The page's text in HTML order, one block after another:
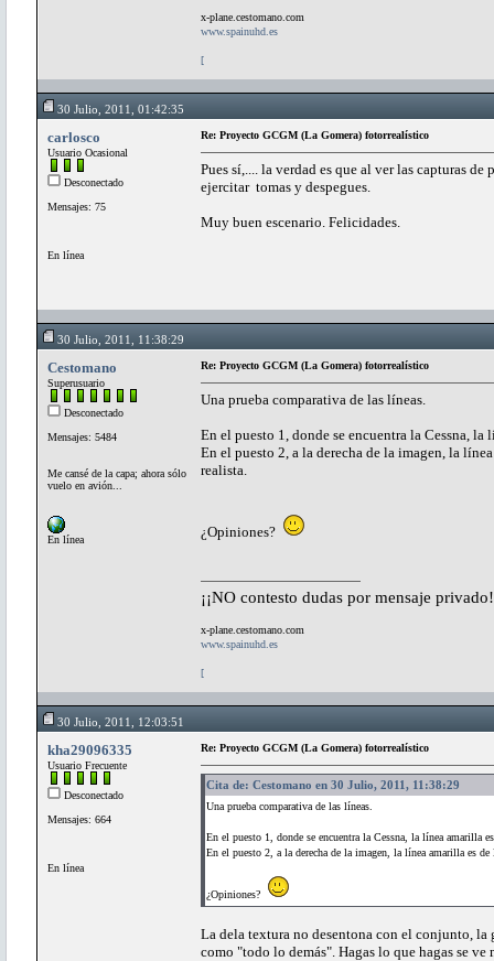
x-plane.cestomano.com
www.spainuhd.es
[
30 Julio, 2011, 01:42:35
carlosco
Usuario Ocasional
Desconectado
Mensajes: 75
En línea
Re: Proyecto GCGM (La Gomera) fotorrealístico
Pues sí,.... la verdad es que al ver las capturas
ejercitar tomas y despegues.
Muy buen escenario. Felicidades.
30 Julio, 2011, 11:38:29
Cestomano
Superusuario
Desconectado
Mensajes: 5484
Me cansé de la capa; ahora sólo
vuelo en avión...
En línea
Re: Proyecto GCGM (La Gomera) fotorrealístico
Una prueba comparativa de las líneas.
En el puesto 1, donde se encuentra la Cessna,
En el puesto 2, a la derecha de la imagen, la
realista.
¿Opiniones?
¡¡NO contesto dudas por mensaje
x-plane.cestomano.com
www.spainuhd.es
[
30 Julio, 2011, 12:03:51
kha29096335
Usuario Frecuente
Desconectado
Mensajes: 664
En línea
Re: Proyecto GCGM (La Gomera) fotorrealístico
Cita de: Cestomano en 30 Julio, 2011, 11:38:29
Una prueba comparativa de las líneas.
En el puesto 1, donde se encuentra la Cessna, la línea amarilla
En el puesto 2, a la derecha de la imagen, la línea amarilla es
¿Opiniones?
La dela textura no desentona con el conjunto, la
como "todo lo demás". Hagas lo que hagas se